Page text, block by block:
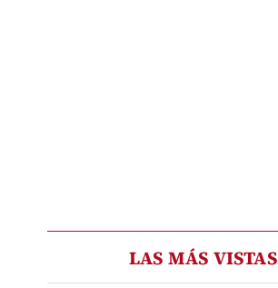
LAS MÁS VISTAS